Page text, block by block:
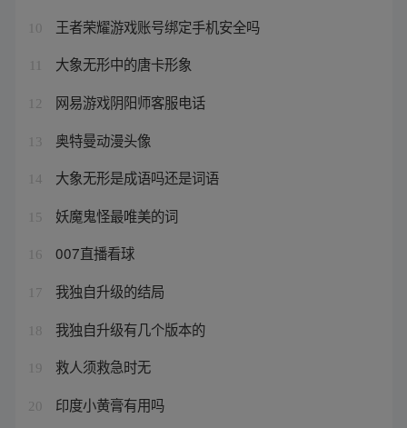
10 王者荣耀游戏账号绑定手机安全吗
大象无形中的唐卡形象
12 网易游戏阴阳师客服电话
13 奥特曼动漫头像
14 大象无形是成语吗还是词语
15 妖魔鬼怪最唯美的词
16 007直播看球
17 我独自升级的结局
18 我独自升级有几个版本的
19 救人须救急时无
20 印度小黄膏有用吗